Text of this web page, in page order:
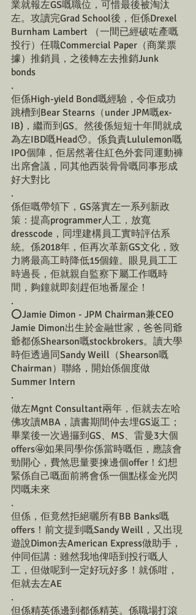
業就報左GS嘅職位，可惜最後被淘汰
左。攻讀完Grad School後，佢係Drexel
Burnham Lambert （一間已經破咗產嘅
投行）任職Commercial Paper（商業票
據）推銷員，之後轉左去推銷Junk
bonds
.
佢係High-yield Bond嘅經驗，令佢成功
跳槽到Bear Stearns（under JPM嘅ex-
IB)，繼而到GS。然後係短短十年間就成
為左IBD嘅Head😯。係負責Lululemon嘅
IPO個陣，佢居然著住紅色外套同運動褲
出席會議，同其他西裝骨骨嘅同事形成
好大對比
.
係佢嘅帶領下，GS落實左一系列新政
策：提高programmer人工，放寬
dresscode，同埋建構員工實時評估系
統。係2018年，佢再次革新GS文化，致
力將最高工時降低15個鐘。眼見員工工
時過長，佢就親自監察下屬工作嘅時
間，夠鐘就即刻趕佢地番屋企！
.
⭕️Jamie Dimon - JPM Chairman兼CEO
Jamie Dimon出生於金融世家，爸爸同爺
爺都係Shearson嘅stockbrokers。讀大學
時佢透過同Sandy Weill（Shearson嘅
Chairman）聯絡，開始係個度做
Summer Intern
.
做左Mgnt Consultant兩年，佢就去左哈
佛攻讀MBA，讀書期間仲去埋GS返工；
畢業後一次過攞到GS、MS、雷曼3大個
offers🤩如果同學你係當時嘅佢，應該會
勁開心，費煞思量要揀邊個offer！幻想
緊係自己嘅面前將會係一個點樣金光閃
閃嘅未來
.
但係，佢竟然拒絕曬所有BB Banks嘅
offers！前文提到嘅Sandy Weill，又出現
遊說Dimon去American Express做助手，
仲同佢講：雖然我地俾唔到投行嘅人
工，但做呢到一定好玩好多！就係咁，
佢就去左AE
.
但係精英係邊到都係精英。係職場打滾